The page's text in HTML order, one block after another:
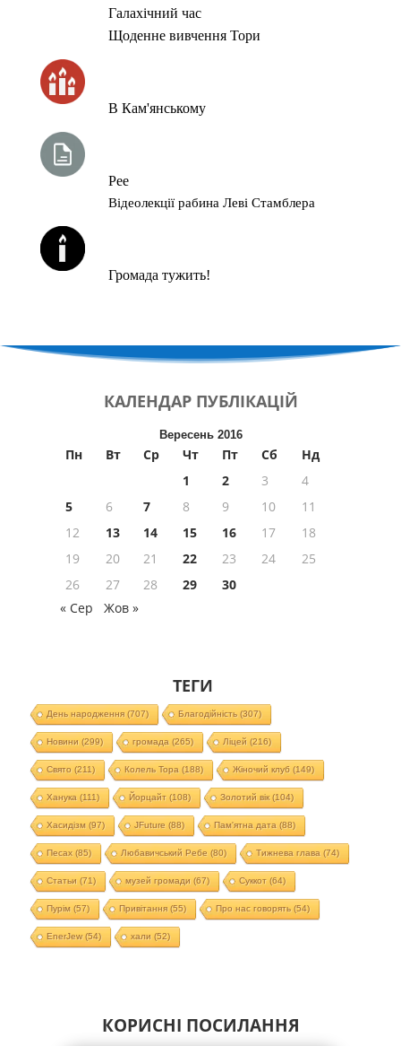
Галахічний час
Щоденне вивчення Тори
В Кам'янському
Рее
Відеолекції рабина Леві Стамблера
Громада тужить!
КАЛЕНДАР ПУБЛІКАЦІЙ
Вересень 2016
Пн Вт Ср Чт Пт Сб
Нд
1
2 3
4
5
6 7 8 9 10
11
12
13 14 15 16 17
18
19
20 21 22 23 24
25
26
27 28 29
30
« Сер
Жов »
ТЕГИ
День народження(707) Благодійність (307)
Новини (299) громада (265) Ліцей (216)
Свято (211) Колель Тора (188) Жіночий клуб (149)
Ханука (111) Йорцайт (108) Золотий вік(104)
Хасидізм (97) JFuture (88) Пам'ятна дата (88)
Песах(85) Любавичський Ребе (80) Тижнева глава (74)
Статьи (71) музей громади (67) Суккот (64)
Пурім (57) Привітання(55) Про нас говорять (54)
EnerJew(54) хали (52)
КОРИСНІ ПОСИЛАННЯ